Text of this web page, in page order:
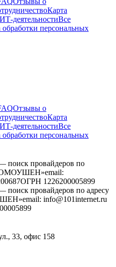
Карта
деятельностиВсе
персональных
Отзывы о
Карта
деятельностиВсе
персональных
поиск провайдеров по
email:
ОГРН 1226200005899
поиск провайдеров по адресу
email: info@101internet.ru
33, офис 158